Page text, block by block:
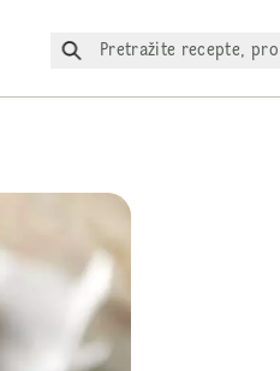
Pretražite recepte,